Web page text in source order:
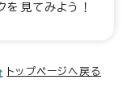
を見てみよう！
トップページへ戻る